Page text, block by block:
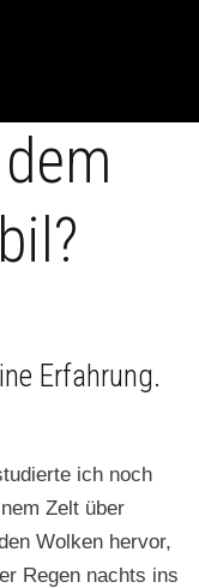
Erfahrung.
ich noch
Zelt über
Wolken her­vor,
Regen nachts ins